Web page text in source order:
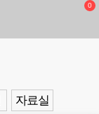
0
자료실